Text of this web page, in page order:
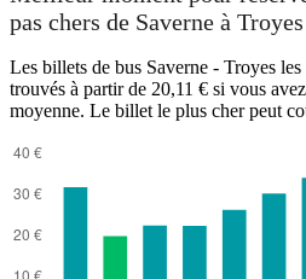
pas chers de Saverne à Troyes
Les billets de bus Saverne - Troyes
trouvés à partir de 20,11 € si vous
moyenne. Le billet le plus cher peut